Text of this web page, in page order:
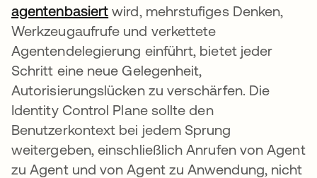
agentenbasiert wird, mehrstufiges Denken,
Werkzeugaufrufe und verkettete
Agentendelegierung einführt, bietet jeder
Schritt eine neue Gelegenheit,
Autorisierungslücken zu verschärfen. Die
Identity Control Plane sollte den
Benutzerkontext bei jedem Sprung
weitergeben, einschließlich Anrufen von Agent
zu Agent und von Agent zu Anwendung, nicht